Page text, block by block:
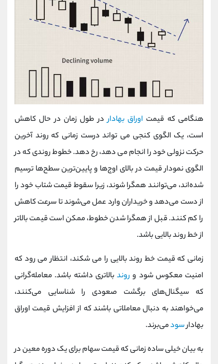
هنگامی که قیمت اوراق بهاداردر طول زمان در حال کاهش
است، یک الگوی کنجی می تواند درست زمانی که روند آخرین
حرکت نزولی خود را انجام می دهد، رخ دهد. خطوط روندی که در
الگوی نمودار قیمت در بالای اوج‌ها و پایین‌ترین سطح‌ها ترسیم
شده‌اند، می‌توانند همگرا شوند، زیرا سقوط قیمت شتاب خود را
از دست می‌دهد و خریداران وارد عمل می‌شوند تا سرعت کاهش
را کم کنند. قبل از همگرا شدن خطوط، ممکن است قیمت بالاتر
از خط روند بالایی باشد.
زمانی که قیمت خط روند بالایی را می شکند، انتظار می رود که
امنیت معکوس شود و روند بالاتری داشته باشد. معامله‌گرانی
که سیگنال‌های برگشت صعودی را شناسایی می‌کنند،
می‌خواهند به دنبال معاملاتی باشند که از افزایش قیمت اوراق
بهادارسودمی‌برند.
به بیان خیلی ساده زمانی که قیمت سهام برای یک دوره معین در